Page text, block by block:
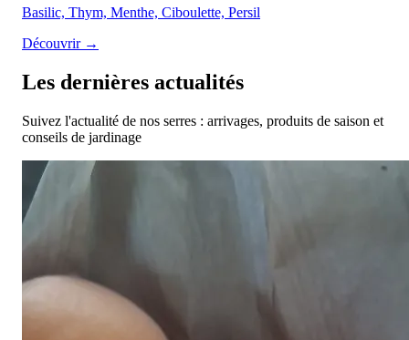
Basilic, Thym, Menthe, Ciboulette, Persil
Découvrir →
Les dernières actualités
Suivez l'actualité de nos serres : arrivages, produits de saison et
conseils de jardinage